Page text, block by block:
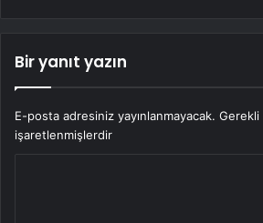
Bir yanıt yazın
E-posta adresiniz yayınlanmayacak. Gerekli
işaretlenmişlerdir